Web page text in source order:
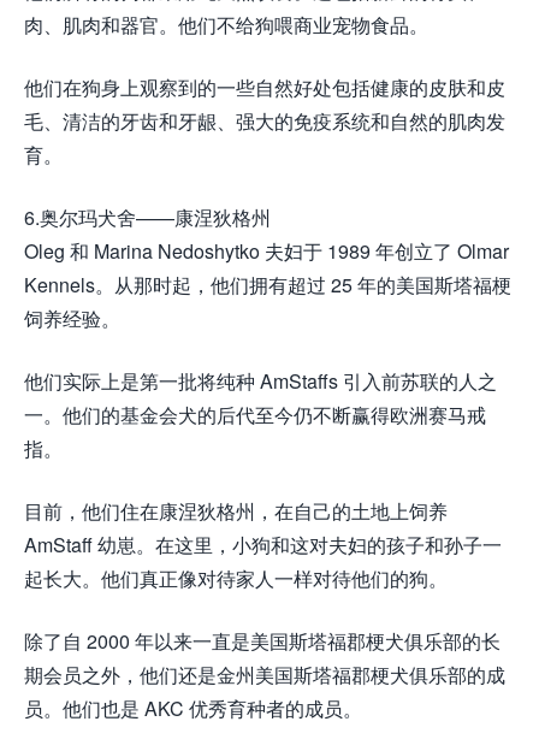
肉、肌肉和器官。他们不给狗喂商业宠物食品。
他们在狗身上观察到的一些自然好处包括健康的皮肤和皮
毛、清洁的牙齿和牙龈、强大的免疫系统和自然的肌肉发
育。
6.奥尔玛犬舍——康涅狄格州
Oleg 和 Marina Nedoshytko 夫妇于 1989 年创立了 Olmar
Kennels。从那时起，他们拥有超过 25 年的美国斯塔福梗
饲养经验。
他们实际上是第一批将纯种 AmStaffs 引入前苏联的人之
一。他们的基金会犬的后代至今仍不断赢得欧洲赛马戒
指。
目前，他们住在康涅狄格州，在自己的土地上饲养
AmStaff 幼崽。在这里，小狗和这对夫妇的孩子和孙子一
起长大。他们真正像对待家人一样对待他们的狗。
除了自 2000 年以来一直是美国斯塔福郡梗犬俱乐部的长
期会员之外，他们还是金州美国斯塔福郡梗犬俱乐部的成
员。他们也是 AKC 优秀育种者的成员。